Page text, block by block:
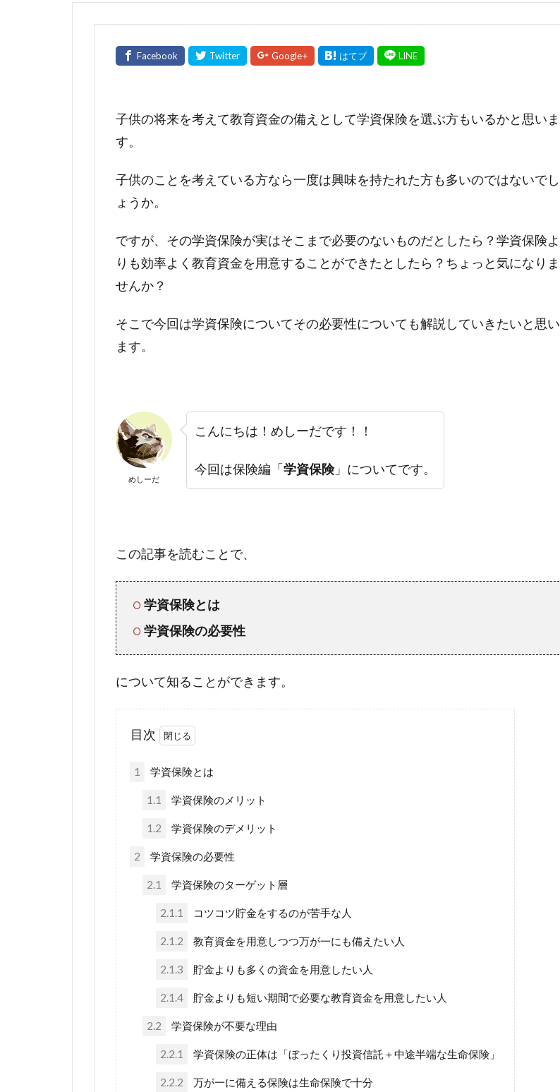
子供の将来を考えて教育資金の備えとして学資保険を選ぶ方もいるかと思いま
す。
子供のことを考えている方なら一度は興味を持たれた方も多いのではないでし
ょうか。
ですが、その学資保険が実はそこまで必要のないものだとしたら？学資保険よ
りも効率よく教育資金を用意することができたとしたら？ちょっと気になりま
せんか？
そこで今回は学資保険についてその必要性についても解説していきたいと思い
ます。
めしーだ
こんにちは！めしーだです！！
今回は保険編「学資保険」についてです。
この記事を読むことで、
学資保険とは
学資保険の必要性
について知ることができます。
目次
1 学資保険とは
1.1 学資保険のメリット
1.2 学資保険のデメリット
2 学資保険の必要性
2.1 学資保険のターゲット層
2.1.1 コツコツ貯金をするのが苦手な人
2.1.2 教育資金を用意しつつ万が一にも備えたい人
2.1.3 貯金よりも多くの資金を用意したい人
2.1.4 貯金よりも短い期間で必要な教育資金を用意したい人
2.2 学資保険が不要な理由
2.2.1 学資保険の正体は「ぼったくり投資信託＋中途半端な生命保険」
2.2.2 万が一に備える保険は生命保険で十分